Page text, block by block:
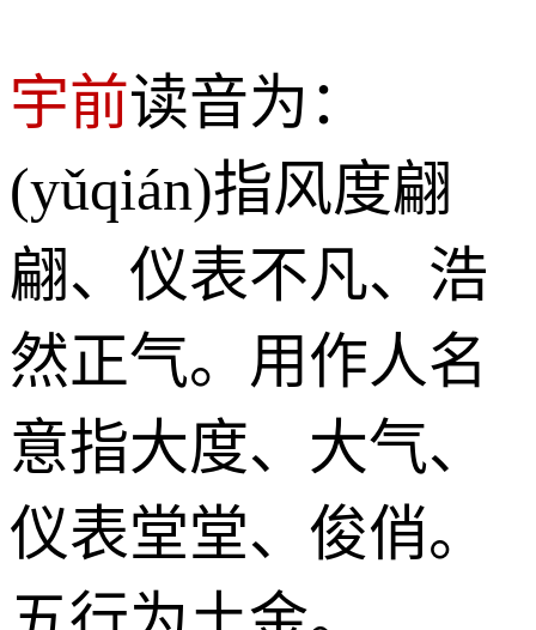
宇前读音为：
(yǔqián)指风度翩
翩、仪表不凡、浩
然正气。用作人名
意指大度、大气、
仪表堂堂、俊俏。